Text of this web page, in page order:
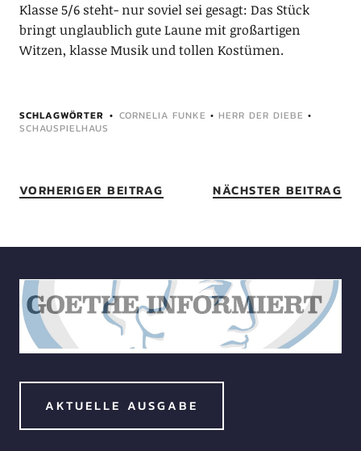
Klasse 5/6 steht- nur soviel sei gesagt: Das Stück
bringt unglaublich gute Laune mit großartigen
Witzen, klasse Musik und tollen Kostümen.
SCHLAGWÖRTER CORNELIA FUNKE • HERR DER DIEBE •
SCHAUSPIELHAUS
VORHERIGER BEITRAG NÄCHSTER BEITRAG
AKTUELLE AUSGABE